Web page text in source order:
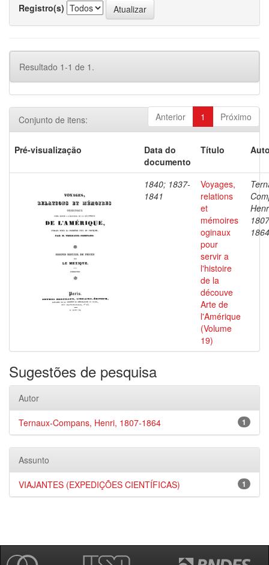
Registro(s)
Resultado 1-1 de 1.
Anterior 1 Próximo
Conjunto de itens:
Pré-visualização
Data do
documento
Título
1840; 1837-
1841
Voyages,
relations
et
mémoires
oginaux
pour
servir a
l'histoire
de la
découve
Arte de
l'Amérique
(Volume
19)
1864
Sugestões de pesquisa
Autor
1
Ternaux-Compans, Henri, 1807-1864
Assunto
1
VIAJANTES (EXPEDIÇÕES CIENTÍFICAS)